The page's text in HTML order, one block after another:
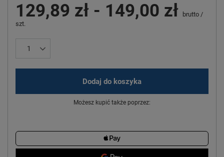
129,89 zł - 149,00 zł brutto /
szt.
Dodaj do koszyka
Możesz kupić także poprzez: